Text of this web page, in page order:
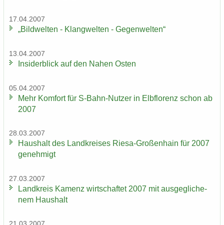
17.04.2007
„Bild­wel­ten - Klang­wel­ten - Ge­gen­wel­ten“
13.04.2007
In­si­der­blick auf den Nahen Osten
05.04.2007
Mehr Kom­fort für S-​Bahn-Nutzer in Elb­flo­renz schon ab
2007
28.03.2007
Haus­halt des Land­krei­ses Riesa-​Großenhain für 2007
ge­neh­migt
27.03.2007
Land­kreis Ka­menz wirt­schaf­tet 2007 mit aus­ge­gli­che­
nem Haus­halt